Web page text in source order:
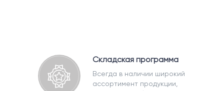
Складская программа
Всегда в наличии широкий
ассортимент продукции,